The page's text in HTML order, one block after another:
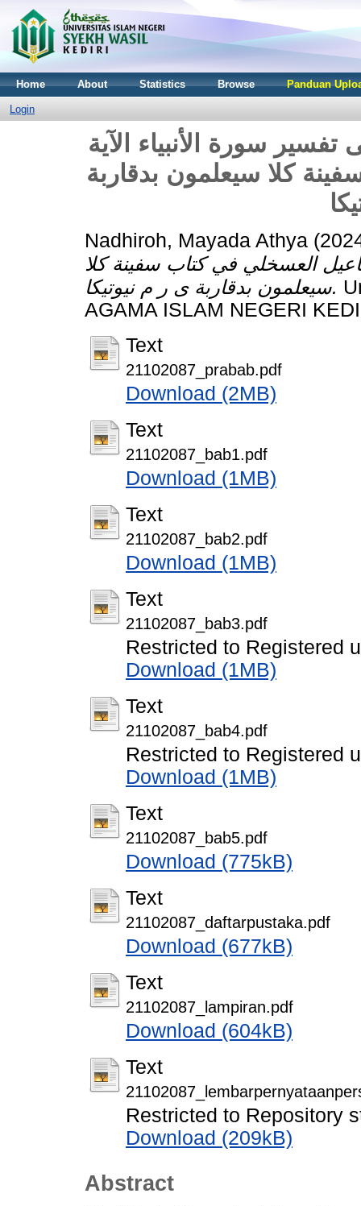
Home About Statistics Browse Panduan
Login
سورة الأنبياء الآية
كلا سيعلمون بدقاربة
Nadhiroh, Mayada Athya
الأنبياء الآية 33 لإسماعيل العسخلي في كتاب سفينة كلا
سيعلمون بدقاربة ى ر م نيوتيكا.
AGAMA ISLAM NEGERI
Text
21102087_prabab.pdf
Download (2MB)
Text
21102087_bab1.pdf
Download (1MB)
Text
21102087_bab2.pdf
Download (1MB)
Text
21102087_bab3.pdf
Restricted to Registered
Download (1MB)
Text
21102087_bab4.pdf
Restricted to Registered
Download (1MB)
Text
21102087_bab5.pdf
Download (775kB)
Text
21102087_daftarpustaka.pdf
Download (677kB)
Text
21102087_lampiran.pdf
Download (604kB)
Text
Restricted to Repository
Download (209kB)
Abstract